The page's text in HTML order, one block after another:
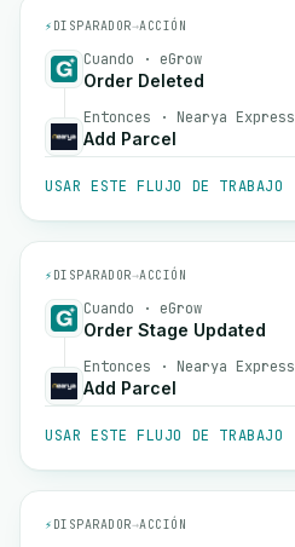
⚡ DISPARADOR→ACCIÓN
Cuando · eGrow
Order Deleted
Entonces · Nearya Express
Add Parcel
USAR ESTE FLUJO DE TRABAJO
⚡ DISPARADOR→ACCIÓN
Cuando · eGrow
Order Stage Updated
Entonces · Nearya Express
Add Parcel
USAR ESTE FLUJO DE TRABAJO
⚡ DISPARADOR→ACCIÓN